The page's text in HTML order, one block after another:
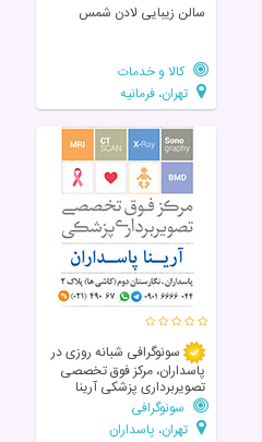
سالن زیبایی لادن شمس
کالا و خدمات
تهران، فرمانیه
سونوگرافی شبانه روزی در
پاسداران، مرکز فوق تخصصی
تصویربرداری پزشکی آرینا
سونوگرافی
تهران، پاسداران